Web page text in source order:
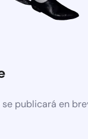
publicará en